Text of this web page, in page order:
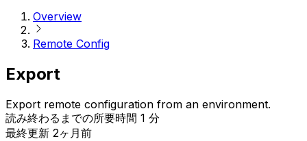
Overview
Remote Config
Export
Export remote configuration from an environment.
読み終わるまでの所要時間 1 分
最終更新 2ヶ月前